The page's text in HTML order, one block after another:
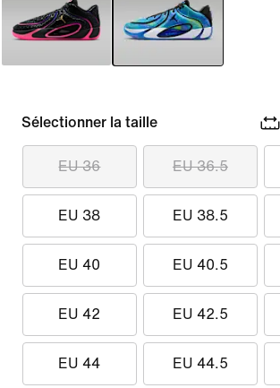
Sélectionner la taille
EU 36 EU 36.5
EU 38 EU 38.5
EU 40 EU 40.5
EU 42 EU 42.5
EU 44 EU 44.5